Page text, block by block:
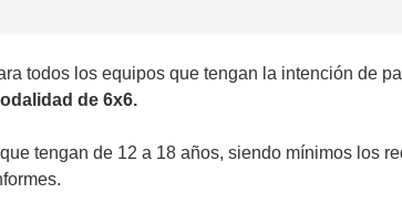
todos los equipos que tengan la intención de
de 6x6.
tengan de 12 a 18 años, siendo mínimos los